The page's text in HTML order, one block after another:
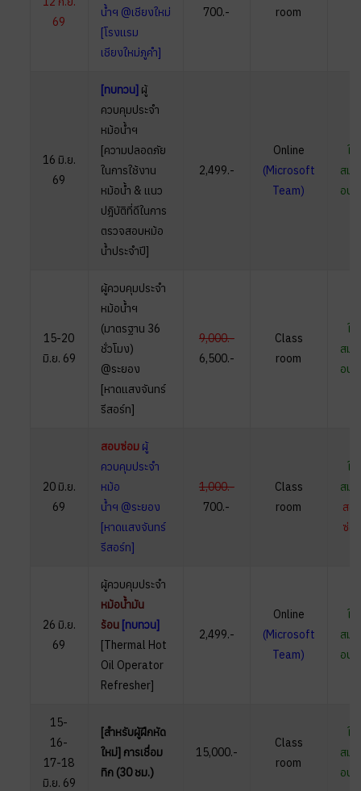
69
น้ำฯ @เชียงใหม่
[โรงแรม
เชียงใหม่ภูคำ]
700.-
room
16 มิ.ย.
69
[ทบทวน] ผู้
ควบคุมประจำ
หม้อน้ำฯ
[ความปลอดภัย
ในการใช้งาน
หม้อน้ำ & แนว
ปฎิบัติที่ดีในการ
ตรวจสอบหม้อ
น้ำประจำปี]
2,499.-
Online
(Microsoft
Team)
ใบ
สมั
อบ
15-20
มิ.ย. 69
ผู้ควบคุมประจำ
หม้อน้ำฯ
(มาตรฐาน 36
ชั่วโมง)
@ระยอง
[หาดแสงจันทร์
รีสอร์ท]
9,000.-
6,500.-
Class
room
ใบ
สมั
อบ
20 มิ.ย.
69
สอบซ่อม ผู้
ควบคุมประจำ
หม้อ
น้ำฯ @ระยอง
[หาดแสงจันทร์
รีสอร์ท]
1,000.-
700.-
Class
room
ใบ
สมั
สอ
ซ่อ
26 มิ.ย.
69
ผู้ควบคุมประจำ
หม้อน้ำมัน
ร้อน [ทบทวน]
[Thermal Hot
Oil Operator
Refresher]
2,499.-
Online
(Microsoft
Team)
ใบ
สมั
อบ
15-
16-
17-18
มิ.ย. 69
[สำหรับผู้ฝึกหัด
ใหม่] การเชื่อม
ทิก (30 ชม.)
15,000.-
Class
room
ใบ
สมั
อบ